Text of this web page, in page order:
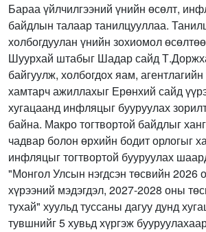
Бараа үйлчилгээний үнийн өсөлт,
байдлын талаар танилцууллаа.
холбогдуулан үнийн зохиомол
Шуурхай штабыг Шадар сайд
байгуулж, холбогдох яам,
хамтарч ажиллахыг Ерөнхий сайд
хугацаанд инфляцыг бууруулах
байна. Макро тогтвортой байдлыг
чадвар болон өрхийн бодит орлогыг
инфляцыг тогтвортой бууруулах
"Монгол Улсын нэгдсэн төсвийн 2026
хүрээний мэдэгдэл, 2027-2028 оны
тухай" хуульд туссаны дагуу дунд
тувшнийг 5 хувьд хүргэж